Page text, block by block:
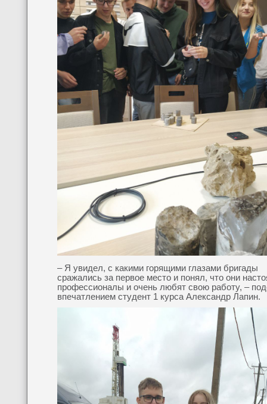
– Я увидел, с какими горящими глазами бригады
сражались за первое место и понял, что они
профессионалы и очень любят свою работу, –
впечатлением студент 1 курса Александр Лапин.